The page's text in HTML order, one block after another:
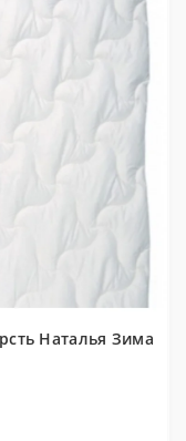
Наталья Зима